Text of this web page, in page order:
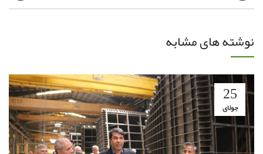
نوشته های مشابه
25
جولای